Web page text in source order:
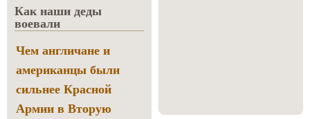
Как наши деды
воевали
Чем англичане и
американцы были
сильнее Красной
Армии в Вторую